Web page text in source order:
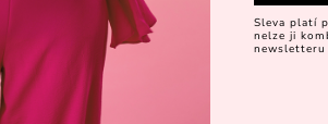
Sleva platí
nelze ji